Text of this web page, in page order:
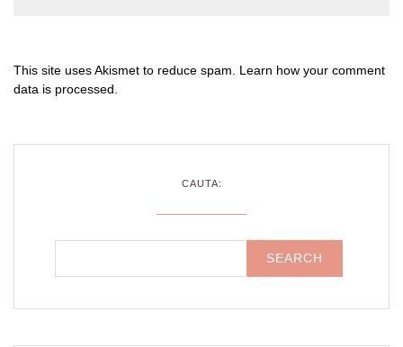
This site uses Akismet to reduce spam. Learn how your comment
data is processed
CAUTA: